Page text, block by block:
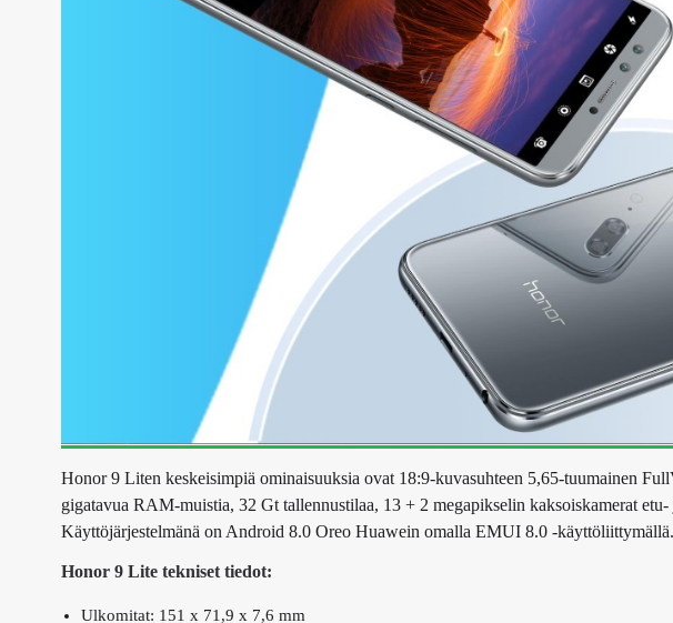
Honor 9 Liten keskeisimpiä ominaisuuksia ovat 18:9-kuvasuhteen 5,65-tuumainen
gigatavua RAM-muistia, 32 Gt tallennustilaa, 13 + 2 megapikselin kaksoiskamerat
Käyttöjärjestelmänä on Android 8.0 Oreo Huawein omalla EMUI 8.0 -käyttöliittymällä.
Honor 9 Lite tekniset tiedot:
Ulkomitat: 151 x 71,9 x 7,6 mm